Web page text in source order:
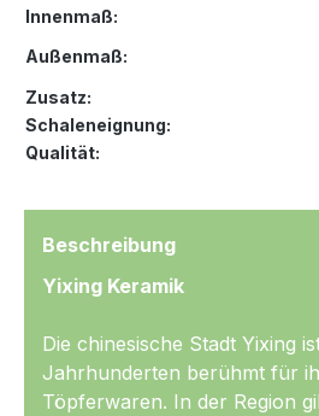
Innenmaß:
Außenmaß:
Zusatz:
Schaleneignung:
Qualität:
Beschreibung
Yixing Keramik
Die chinesische Stadt Yixing
Jahrhunderten berühmt für
Töpferwaren. In der Region